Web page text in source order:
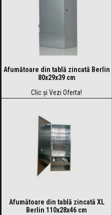
Afumătoare din tablă zincată Berlin
80x29x39 cm
Clic și Vezi Oferta!
Afumătoare din tablă zincată XL
Berlin 110x28x46 cm